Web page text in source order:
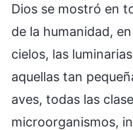
Dios se mostró en
de la humanidad,
cielos, las
aquellas tan
aves, todas las
microorganismos,